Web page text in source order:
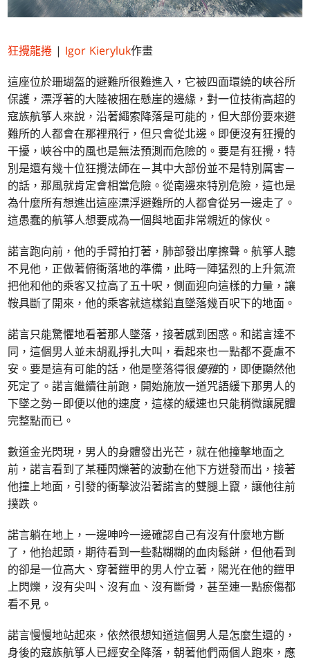
狂攪龍捲 | Igor Kieryluk作畫
這座位於珊瑚盔的避難所很難進入，它被四面環繞的峽谷所
保護，漂浮著的大陸被捆在懸崖的邊緣，對一位技術高超的
寇族航箏人來說，沿著繩索降落是可能的，但大部份要來避
難所的人都會在那裡飛行，但只會從北邊。即便沒有狂攪的
干擾，峽谷中的風也是無法預測而危險的。要是有狂攪，特
別是還有幾十位狂攪法師在－其中大部份並不是特別厲害－
的話，那風就肯定會相當危險。從南邊來特別危險，這也是
為什麼所有想進出這座漂浮避難所的人都會從另一邊走了。
這愚蠢的航箏人想要成為一個與地面非常親近的傢伙。
諾言跑向前，他的手臂拍打著，肺部發出摩擦聲。航箏人聽
不見他，正做著俯衝落地的準備，此時一陣猛烈的上升氣流
把他和他的乘客又拉高了五十呎，側面迎向這樣的力量，讓
鞍具斷了開來，他的乘客就這樣鉛直墜落幾百呎下的地面。
諾言只能驚懼地看著那人墜落，接著感到困惑。和諾言達不
同，這個男人並未胡亂掙扎大叫，看起來也一點都不憂慮不
安。要是這有可能的話，他是墜落得很優雅的，即便顯然他
死定了。諾言繼續往前跑，開始施放一道咒語緩下那男人的
下墜之勢－即便以他的速度，這樣的緩速也只能稍微讓屍體
完整點而已。
數道金光閃現，男人的身體發出光芒，就在他撞擊地面之
前，諾言看到了某種閃爍著的波動在他下方迸發而出，接著
他撞上地面，引發的衝擊波沿著諾言的雙腿上竄，讓他往前
撲跌。
諾言躺在地上，一邊呻吟一邊確認自己有沒有什麼地方斷
了，他抬起頭，期待看到一些黏糊糊的血肉鬆餅，但他看到
的卻是一位高大、穿著鎧甲的男人佇立著，陽光在他的鎧甲
上閃爍，沒有尖叫、沒有血、沒有斷骨，甚至連一點瘀傷都
看不見。
諾言慢慢地站起來，依然很想知道這個男人是怎麼生還的，
身後的寇族航箏人已經安全降落，朝著他們兩個人跑來，應